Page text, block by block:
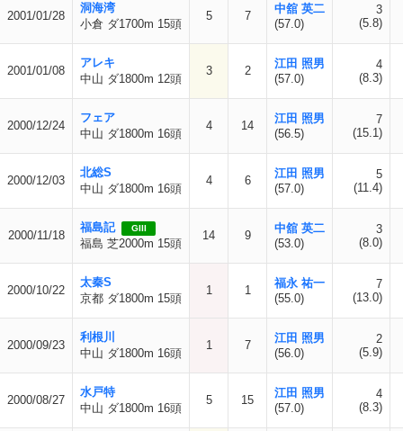
2001/01/28
洞海湾
小倉 ダ1700m 15頭
5 7
中舘 英二
(57.0)
3
(5.8)
2001/01/08
アレキ
中山 ダ1800m 12頭
3 2
江田 照男
(57.0)
4
(8.3)
2000/12/24
フェア
中山 ダ1800m 16頭
4 14
江田 照男
(56.5)
7
(15.1)
2000/12/03
北総S
中山 ダ1800m 16頭
4 6
江田 照男
(57.0)
5
(11.4)
2000/11/18
福島記 GIII
福島 芝2000m 15頭
14 9
中舘 英二
(53.0)
3
(8.0)
2000/10/22
太秦S
京都 ダ1800m 15頭
1 1
福永 祐一
(55.0)
7
(13.0)
2000/09/23
利根川
中山 ダ1800m 16頭
1 7
江田 照男
(56.0)
2
(5.9)
2000/08/27
水戸特
中山 ダ1800m 16頭
5 15
江田 照男
(57.0)
4
(8.3)